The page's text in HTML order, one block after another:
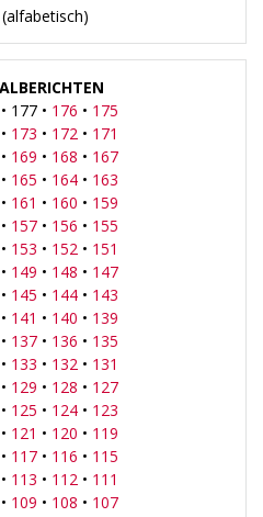
(alfabetisch)
177 • 176 • 175
173 • 172• 171
• 169 • 168 • 167
• 165 • 164• 163
161 • 160 • 159
• 157• 156 • 155
153 • 152• 151
• 149 • 148 • 147
• 145 • 144• 143
141 • 140 • 139
• 137• 136 • 135
133 • 132• 131
• 129 • 128 • 127
• 125 • 124• 123
121 • 120 • 119
• 117• 116 • 115
113 • 112• 111
• 109 • 108 • 107